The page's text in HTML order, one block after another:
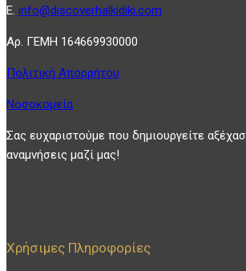
Ε. info@discoverhalkidiki.com
Αρ. ΓΕΜΗ 164669930000
Πολιτική Απορρήτου
Νοσοκομεία
Σας ευχαριστούμε που δημιουργείτε
αναμνήσεις μαζί μας!
Χρήσιμες Πληροφορίες